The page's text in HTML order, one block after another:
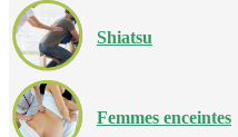
Shiatsu
Femmes enceintes